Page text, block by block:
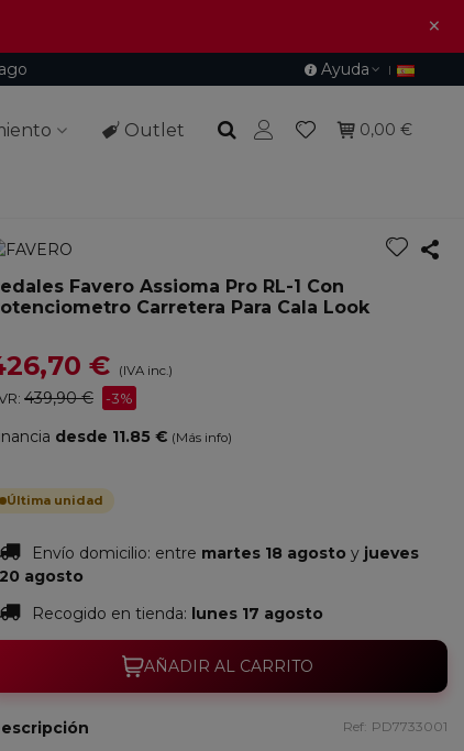
×
Ayuda
Outlet 0,00 €
Favero Assioma Pro RL-1 Con
Carretera Para Cala Look
€ (IVA inc.)
439,90 € -3%
desde 11.85 € (Más info)
Última unidad
Envío domicilio: entre martes 18 agosto y jueves
20 agosto
Recogido en tienda: lunes 17 agosto
AÑADIR AL CARRITO
Ref: PD7733001